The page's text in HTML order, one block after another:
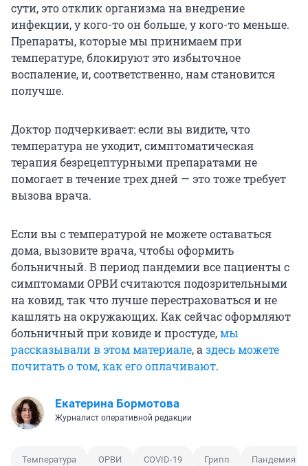
сути, это отклик организма на внедрение
инфекции, у кого-то он больше, у кого-то меньше.
Препараты, которые мы принимаем при
температуре, блокируют это избыточное
воспаление, и, соответственно, нам становится
получше.
Доктор подчеркивает: если вы видите, что
температура не уходит, симптоматическая
терапия безрецептурными препаратами не
помогает в течение трех дней — это тоже требует
вызова врача.
Если вы с температурой не можете оставаться
дома, вызовите врача, чтобы оформить
больничный. В период пандемии все пациенты с
симптомами ОРВИ считаются подозрительными
на ковид, так что лучше перестраховаться и не
кашлять на окружающих. Как сейчас оформляют
больничный при ковиде и простуде,мы
рассказывали в этом материале, аздесь можете
почитать о том, как его оплачивают.
Екатерина Бормотова
Журналист оперативной редакции
Температура ОРВИ COVID-19 Грипп Пандемия